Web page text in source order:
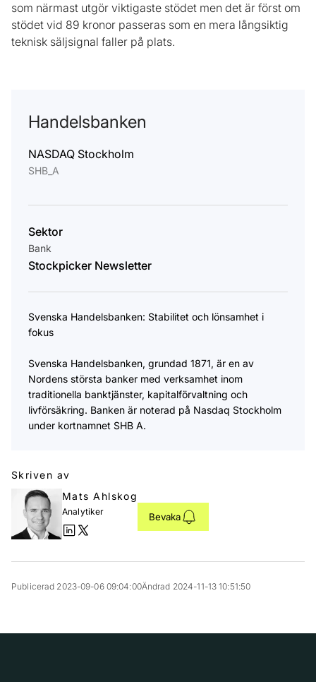
som närmast utgör viktigaste stödet men det är först om
stödet vid 89 kronor passeras som en mera långsiktig
teknisk säljsignal faller på plats.
Handelsbanken
NASDAQ Stockholm
SHB_A
Sektor
Bank
Stockpicker Newsletter
Svenska Handelsbanken: Stabilitet och lönsamhet i
fokus
Svenska Handelsbanken, grundad 1871, är en av
Nordens största banker med verksamhet inom
traditionella banktjänster, kapitalförvaltning och
livförsäkring. Banken är noterad på Nasdaq Stockholm
under kortnamnet SHB A.
Skriven av
Mats Ahlskog
Analytiker Bevaka
Publicerad 2023-09-06 09:04:00Ändrad 2024-11-13 10:51:50